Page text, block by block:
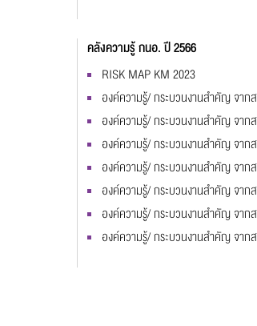
คลังความรู้ กนอ. ปี 2566
RISK MAP KM 2023
องค์ความรู้/ กระบวนงานสำคัญ จาก
องค์ความรู้/ กระบวนงานสำคัญ จาก
องค์ความรู้/ กระบวนงานสำคัญ จาก
องค์ความรู้/ กระบวนงานสำคัญ จา
องค์ความรู้/ กระบวนงานสำคัญ จาก
องค์ความรู้/ กระบวนงานสำคัญ จาก
องค์ความรู้/ กระบวนงานสำคัญ จาก